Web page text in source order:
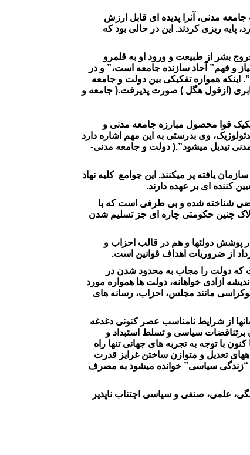
مدنی، آنرا پدیده ای قابل ارزش
پایه ریزی کردند. این در حالی بود که
بشر از طبیعت و ورود او به قلمرو
و فهم” آحاد سازنده جامعه است،” و در
اینکه همواره تفکیکی بین دولت و جامعه
(ازقول هگل ) صورت پذیرفت.( جامعه و
قوا محصول مبارزه جامعه مدنی و
وی بدرستی به این مهم اشاره دارد
تیدیل میشود”.( دولت و جامعه مدنی-
یافته پر میکنند. این جوامع کلیه نهاد
کننده ای بر عهده دارند.
شناخته شده و بی طرفی است که با
چنین حکومتی چاره ای جز تسلیم شدن
در پوشش دولتها و هم در قالب احزاب و
از ضروریات اهداف قوانین است.
که دولت را مجاب به محدود شدن در
ازادی خواهانه، دولت ها همواره مورد
مانند مجلس، احزاب، رسانه های
از شرایط نامناسب عصر کنونی دغدغه
برتناقضات سیاسی و تسلط استبداد و
با توجه به تجربه های جهانی تنها راه
تعدیل و متوازن ساختن غرایز قدرت
“زندگی سیاسی” خوانده میشود به مصرف
علمی، صنفی و سیاسی اجتناب ناپذیر